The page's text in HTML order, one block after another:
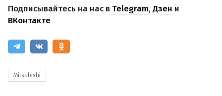
Подписывайтесь на нас в Telegram,Дзен и
ВКонтакте
Mitsubishi